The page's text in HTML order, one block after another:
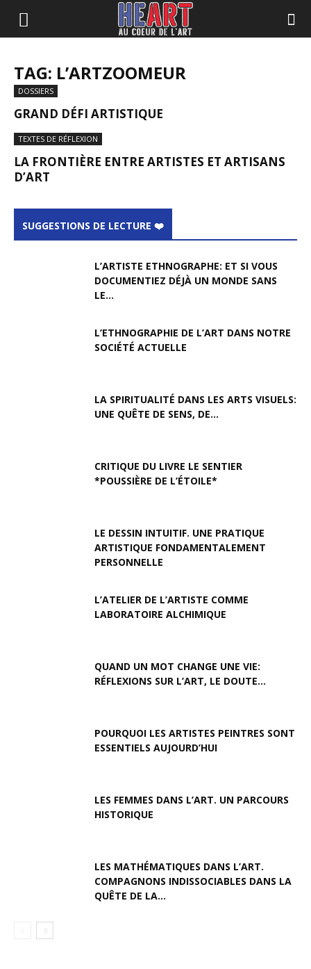
TAG: L’ARTZOOMEUR
DOSSIERS
GRAND DÉFI ARTISTIQUE
TEXTES DE RÉFLEXION
LA FRONTIÈRE ENTRE ARTISTES ET ARTISANS
D’ART
SUGGESTIONS DE LECTURE ❤️
L’ARTISTE ETHNOGRAPHE: ET SI VOUS
DOCUMENTIEZ DÉJÀ UN MONDE SANS
LE...
L’ETHNOGRAPHIE DE L’ART DANS NOTRE
SOCIÉTÉ ACTUELLE
LA SPIRITUALITÉ DANS LES ARTS VISUELS:
UNE QUÊTE DE SENS, DE...
CRITIQUE DU LIVRE LE SENTIER
*POUSSIÈRE DE L’ÉTOILE*
LE DESSIN INTUITIF. UNE PRATIQUE
ARTISTIQUE FONDAMENTALEMENT
PERSONNELLE
L’ATELIER DE L’ARTISTE COMME
LABORATOIRE ALCHIMIQUE
QUAND UN MOT CHANGE UNE VIE:
RÉFLEXIONS SUR L’ART, LE DOUTE...
POURQUOI LES ARTISTES PEINTRES SONT
ESSENTIELS AUJOURD’HUI
LES FEMMES DANS L’ART. UN PARCOURS
HISTORIQUE
LES MATHÉMATIQUES DANS L’ART.
COMPAGNONS INDISSOCIABLES DANS LA
QUÊTE DE LA...